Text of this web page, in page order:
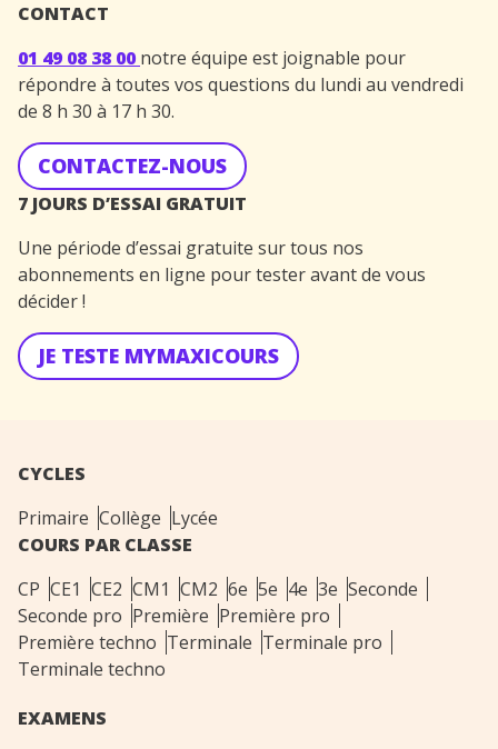
CONTACT
01 49 08 38 00 notre équipe est joignable pour
répondre à toutes vos questions du lundi au vendredi
de 8 h 30 à 17 h 30.
CONTACTEZ-NOUS
7 JOURS D’ESSAI GRATUIT
Une période d’essai gratuite sur tous nos
abonnements en ligne pour tester avant de vous
décider !
JE TESTE MYMAXICOURS
CYCLES
Primaire Collège Lycée
COURS PAR CLASSE
CP CE1 CE2 CM1 CM2 6e 5e 4e 3e Seconde
Seconde pro Première Première pro
Première techno Terminale Terminale pro
Terminale techno
EXAMENS